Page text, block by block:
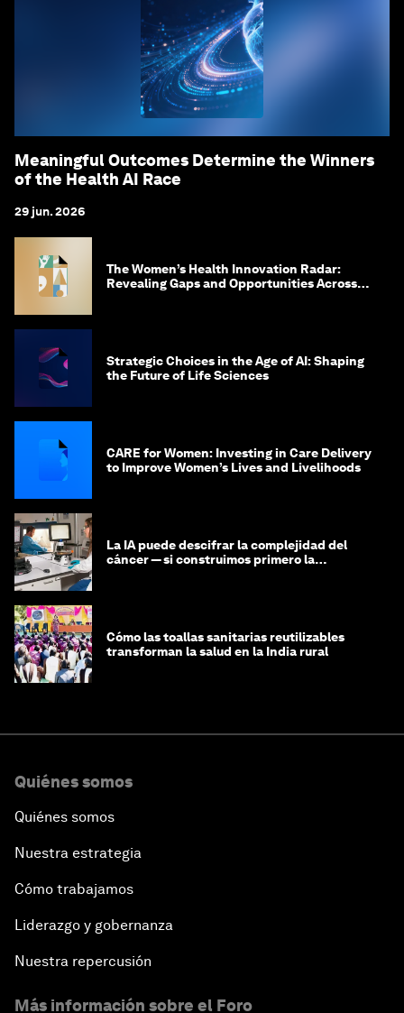
Meaningful Outcomes Determine the Winners
of the Health AI Race
29 jun. 2026
The Women’s Health Innovation Radar:
Revealing Gaps and Opportunities Across
Strategic Choices in the Age of AI: Shaping
the Future of Life Sciences
CARE for Women: Investing in Care Delivery
to Improve Women’s Lives and Livelihoods
La IA puede descifrar la complejidad del
cáncer — si construimos primero la
Cómo las toallas sanitarias reutilizables
transforman la salud en la India rural
Quiénes somos
Quiénes somos
Nuestra estrategia
Cómo trabajamos
Liderazgo y gobernanza
Nuestra repercusión
Más información sobre el Foro